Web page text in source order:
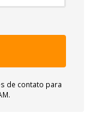
de contato para